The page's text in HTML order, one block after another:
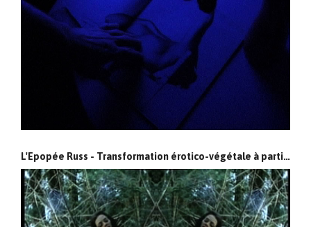
L'Epopée Russ - Transformation érotico-végétale à partir de films de Russ Meyer